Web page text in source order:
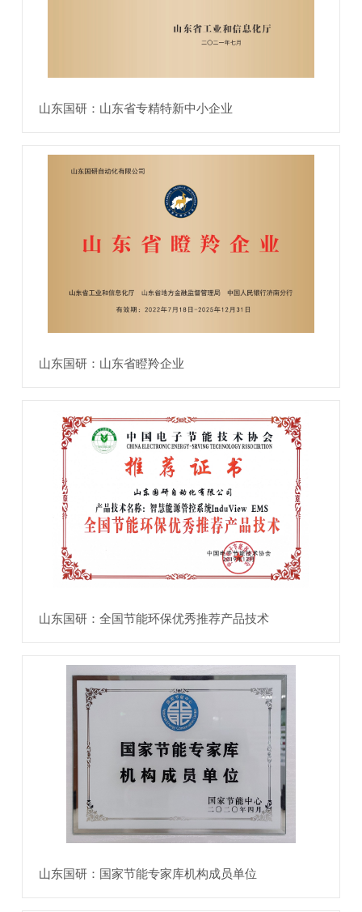
山东国研：山东省专精特新中小企业
山东国研：山东省瞪羚企业
山东国研：全国节能环保优秀推荐产品技术
山东国研：国家节能专家库机构成员单位